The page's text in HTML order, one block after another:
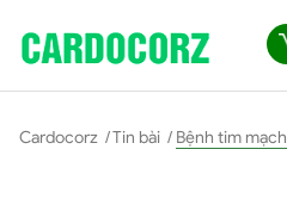
Cardocorz /Tin bài / Bệnh tim mạch